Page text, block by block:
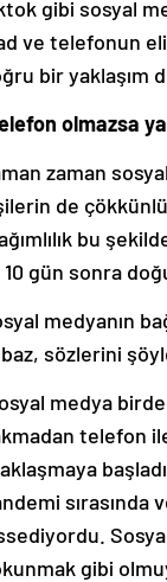
gibi sosyal
ve telefonun
bir yaklaşım
olmazsa
zaman
de
bu
10 gün sonra
medyanın
sözlerini
medya
telefon
sırasında
Sosyal
gibi